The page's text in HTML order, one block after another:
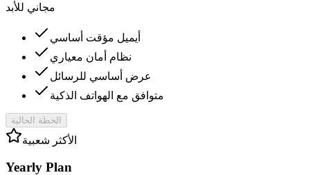
مجاني للأبد
أيميل مؤقت أساسي
نظام أمان معياري
عرض أساسي للرسائل
متوافق مع الهواتف الذكية
الخطة الحالية
الأكثر شعبية
Yearly Plan